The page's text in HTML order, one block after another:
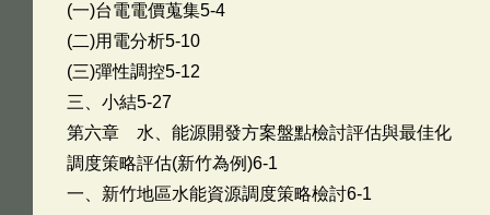
(一)台電電價蒐集5-4
(二)用電分析5-10
(三)彈性調控5-12
三、小結5-27
第六章 水、能源開發方案盤點檢討評估與最佳化
調度策略評估(新竹為例)6-1
一、新竹地區水能資源調度策略檢討6-1